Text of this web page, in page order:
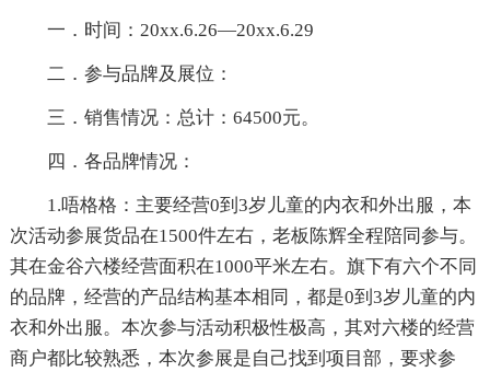
一．时间：20xx.6.26—20xx.6.29
二．参与品牌及展位：
三．销售情况：总计：64500元。
四．各品牌情况：
1.唔格格：主要经营0到3岁儿童的内衣和外出服，本
次活动参展货品在1500件左右，老板陈辉全程陪同参与。
其在金谷六楼经营面积在1000平米左右。旗下有六个不同
的品牌，经营的产品结构基本相同，都是0到3岁儿童的内
衣和外出服。本次参与活动积极性极高，其对六楼的经营
商户都比较熟悉，本次参展是自己找到项目部，要求参